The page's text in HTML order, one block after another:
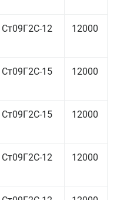
Ст09Г2С-12 12000
Ст09Г2С-15 12000
Ст09Г2С-15 12000
Ст09Г2С-12 12000